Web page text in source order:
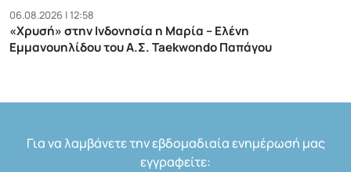
06.08.2026 | 12:58
«Χρυσή» στην Ινδονησία η Μαρία – Ελένη
Εμμανουηλίδου του Α.Σ. Taekwondo Παπάγου
Για να λαμβάνετε την εβδομαδιαία ενημέρωσή μας
εγγραφείτε: